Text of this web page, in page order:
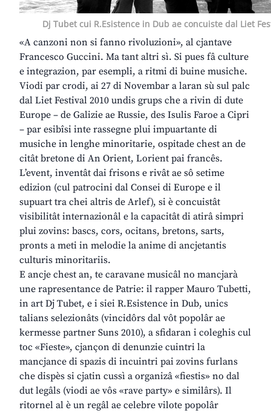
Dj Tubet cui R.Esistence in Dub ae concuiste dal Liet
«A canzoni non si fanno rivoluzioni», al cjantave
Francesco Guccini. Ma tant altri sì. Si pues fâ culture
e integrazion, par esempli, a ritmi di buine musiche.
Viodi par crodi, ai 27 di Novembar a laran sù sul palc
dal Liet Festival 2010 undis grups che a rivin di dute
Europe – de Galizie ae Russie, des Isulis Faroe a Cipri
– par esibîsi inte rassegne plui impuartante di
musiche in lenghe minoritarie, ospitade chest an de
citât bretone di An Orient, Lorient pai francês.
L’event, inventât dai frisons e rivât ae sô setime
edizion (cul patrocini dal Consei di Europe e il
supuart tra chei altris de Arlef), si è concuistât
visibilitât internazionâl e la capacitât di atirâ simpri
plui zovins: bascs, cors, ocitans, bretons, sarts,
pronts a meti in melodie la anime di ancjetantis
culturis minoritariis.
E ancje chest an, te caravane musicâl no mancjarà
une rapresentance de Patrie: il rapper Mauro Tubetti,
in art Dj Tubet, e i siei R.Esistence in Dub, unics
talians selezionâts (vincidôrs dal vôt popolâr ae
kermesse partner Suns 2010), a sfidaran i coleghis cul
toc «Fieste», cjançon di denunzie cuintri la
mancjance di spazis di incuintri pai zovins furlans
che dispès si cjatin cussì a organizâ «fiestis» no dal
dut legâls (viodi ae vôs «rave party» e similârs). Il
ritornel al è un regâl ae celebre vilote popolâr